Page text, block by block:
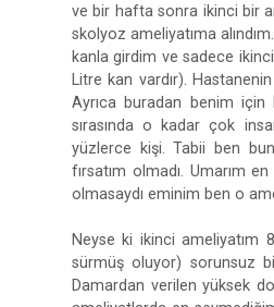
ve bir hafta sonra ikinci bir
skolyoz ameliyatıma
kanla girdim ve sadece
Litre kan vardır).
Ayrıca buradan benim için
sırasında o kadar çok
yüzlerce kişi. Tabii ben
fırsatım olmadı. Umarım
olmasaydı eminim ben o
Neyse ki ikinci ameliyatım
sürmüş oluyor) sorunsuz
Damardan verilen yüksek